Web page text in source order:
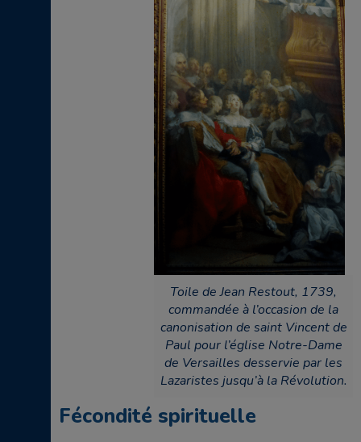
Toile de Jean Restout, 1739,
commandée à l’occasion de la
canonisation de saint Vincent de
Paul pour l’église Notre-Dame
de Versailles desservie par les
Lazaristes jusqu’à la Révolution.
Fécondité spirituelle